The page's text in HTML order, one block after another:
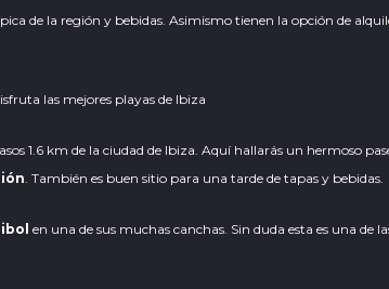
de la región y bebidas. Asimismo tienen la opción de
1.6 km de la ciudad de Ibiza. Aquí hallarás un hermoso
. También es buen sitio para una tarde de tapas y bebidas.
en una de sus muchas canchas. Sin duda esta es una de